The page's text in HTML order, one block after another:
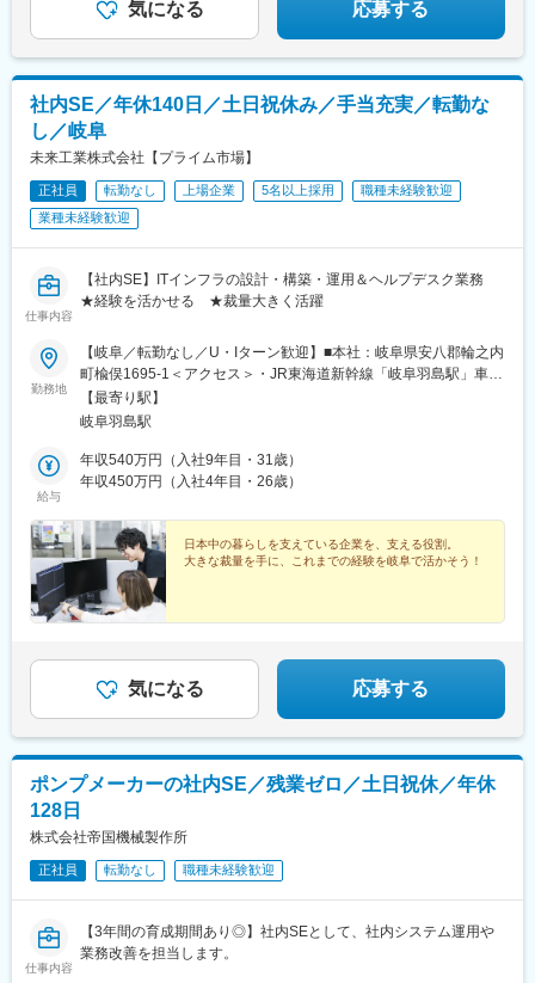
駅、稲沢駅、安城駅、共和駅、藤川駅、乙川駅、新金谷駅、三島
駅、掛川駅、新富士駅(静岡県)、藤枝駅、博多駅、小倉駅(福岡
県)、天神駅、呉服町駅(福岡県)、赤坂駅(福岡県)、天神南駅、渡辺
通駅、熊本駅、スタジアムシティサウス駅、いわき駅、金沢駅、
長野駅、福井駅、岡山駅、松山市駅、福山駅、広島駅、横川駅(広
島県)、中電前駅、呉駅、勝田駅、日立駅、大甕駅、常陸多賀駅、
佐和駅、研究学園駅、宇都宮駅、小山駅、太田駅(群馬県)、中央前
橋駅、新前橋駅、苫小牧駅、さっぽろ駅、青森駅、秋田駅、長岡
駅、近鉄四日市駅、大和西大寺駅、鳥取駅、松江駅、下関駅、徳
島駅、高松駅(香川県)、高知駅、佐賀駅、大分駅、宮崎駅、鹿児島
中央駅、彦根駅、新宿西口駅、立川駅、千葉駅、あおば通駅、西
松本駅、新静岡駅、第一通り駅、新豊田駅、名古屋駅、名鉄岐阜
駅、四条駅(京都市営)、大阪梅田駅(阪神線)、神戸三宮駅(阪神)、
山陽姫路駅、紙屋町東駅、薬院大通駅、浜町アーケード駅、通町
筋駅、県庁前駅(愛媛県)、高見馬場駅、小川町駅(東京都)、赤坂見
泉岳寺駅、虎ノ門ヒルズ駅、巣鴨新田駅、新御徒町駅、新宿駅(東
京メトロ)、竹橋駅、宝町駅(東京都)、銀座一丁目駅、中野新橋
駅、台場駅、新御茶ノ水駅、内幸町駅、都庁前駅、四ツ谷駅、麹
町駅、浅草駅(ＴＸ)、大崎広小路駅、面影橋駅、両国駅(都営線)、
田駅、緑町駅、高島町駅、海老名駅(相模線)、千葉中央駅、京成西
船駅、北与野駅、大阪城公園駅、なんば駅(地下鉄)、古川橋駅、な
駅、大阪天満宮駅、西元町駅、計算科学センター駅、山陽明石
駅、西院駅(京福線)、くいな橋駅、桂川駅(京都府)、日比野駅(名古
屋市営)、大門駅(愛知県)、矢田駅(愛知県)、上前津駅、栄町駅(愛
知県)、東別院駅、森下駅(愛知県)、車道駅、高岳駅、久屋大通
駅、多屋駅、祇園駅(福岡県)、熊本駅前駅、八千代町駅、市役所前
宮駅東口駅、阿波富田駅、高松築港駅、高知駅前駅、仲御徒町
駅、立川南駅、北１２条駅、仙台駅(地下鉄)、日吉町駅、新浜松
駅、名鉄名古屋駅、新富町駅(富山県)、東梅田駅、三宮駅(神戸新
交通)、西川緑道公園駅、本通駅、旦過駅、桜町駅(長崎県)、九品
寺交差点駅、市役所前駅(愛媛県)、甲東中学校前駅、淡路町駅、溜
池山王駅、東池袋四丁目駅、西武新宿駅、六本木一丁目駅、日比
谷駅、西新宿五丁目駅、お台場海浜公園駅、永田町駅、参宮橋
駅、築地市場駅、神奈川駅、京急川崎駅、栄町駅(千葉県)、大阪難
波駅、東淀川駅、扇町駅(大阪府)、西新町駅、西大路三条駅、東向
日駅、平安通駅、大須観音駅、中洲川端駅、西鉄福岡駅、二本木
知橋駅
気になる 応募する
社内SE／年休140日／土日祝休み／手当充実／転勤な
し／岐阜
未来工業株式会社【プライム市場】
正社員 転勤なし 上場企業 5名以上採用
職種未経験歓迎
業種未経験歓迎
仕事内容
【社内SE】ITインフラの設計・構築・運用＆ヘルプデスク業務
★経験を活かせる ★裁量大きく活躍
勤務地
【岐阜／転勤なし／U・Iターン歓迎】■本社：岐阜県安八郡輪之内
町楡俣1695-1＜アクセス＞・JR東海道新幹線「岐阜羽島駅」車で
15分・JR東海道本線「大垣駅」車で25分☆マイカー通勤OK（駐
車場あり）☆受動喫煙対策あり（屋内原則禁煙）
【最寄り駅】
岐阜羽島駅
給与
年収540万円（入社9年目・31歳）
年収450万円（入社4年目・26歳）
日本中の暮らしを支えている企業を、支える役割。
大きな裁量を手に、これまでの経験を岐阜で活かそう！
気になる 応募する
ポンプメーカーの社内SE／残業ゼロ／土日祝休／年休
128日
株式会社帝国機械製作所
正社員 転勤なし 職種未経験歓迎
仕事内容
【3年間の育成期間あり◎】社内SEとして、社内システム運用や
業務改善を担当します。